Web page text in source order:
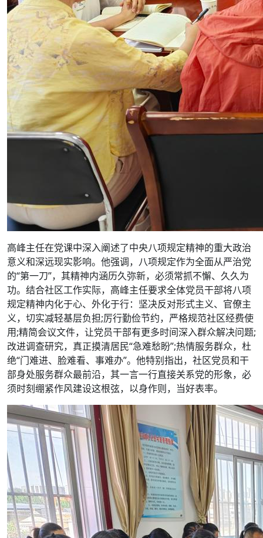
高峰主任在党课中深入阐述了中央八项规定精神的重大政治
意义和深远现实影响。他强调，八项规定作为全面从严治党
的“第一刀”，其精神内涵历久弥新，必须常抓不懈、久久为
功。结合社区工作实际，高峰主任要求全体党员干部将八项
规定精神内化于心、外化于行：坚决反对形式主义、官僚主
义，切实减轻基层负担;厉行勤俭节约，严格规范社区经费使
用;精简会议文件，让党员干部有更多时间深入群众解决问题;
改进调查研究，真正摸清居民“急难愁盼”;热情服务群众，杜
绝“门难进、脸难看、事难办”。他特别指出，社区党员和干
部身处服务群众最前沿，其一言一行直接关系党的形象，必
须时刻绷紧作风建设这根弦，以身作则，当好表率。